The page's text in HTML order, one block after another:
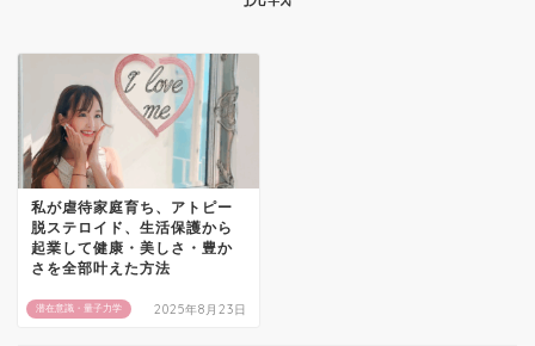
潜在意識・量子力学
私が虐待家庭育ち、アトピー
脱ステロイド、生活保護から
起業して健康・美しさ・豊か
さを全部叶えた方法
2025年8月23日